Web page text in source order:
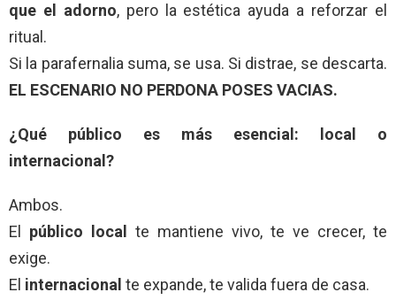
que el adorno, pero la estética ayuda a reforzar el
ritual.
Si la parafernalia suma, se usa. Si distrae, se descarta.
EL ESCENARIO NO PERDONA POSES VACIAS.
¿Qué público es más esencial: local o
internacional?
Ambos.
El público local te mantiene vivo, te ve crecer, te
exige.
El internacional te expande, te valida fuera de casa.